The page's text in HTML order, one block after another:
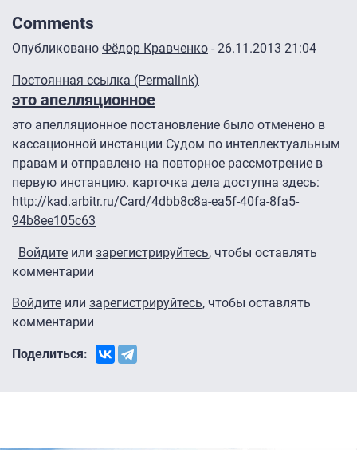
Comments
Опубликовано Фёдор Кравченко - 26.11.2013 21:04
Постоянная ссылка (Permalink)
это апелляционное
это апелляционное постановление было отменено в
кассационной инстанции Судом по интеллектуальным
правам и отправлено на повторное рассмотрение в
первую инстанцию. карточка дела доступна здесь:
http://kad.arbitr.ru/Card/4dbb8c8a-ea5f-40fa-8fa5-
94b8ee105c63
Войдите или зарегистрируйтесь, чтобы оставлять
комментарии
Войдите или зарегистрируйтесь, чтобы оставлять
комментарии
Поделиться: